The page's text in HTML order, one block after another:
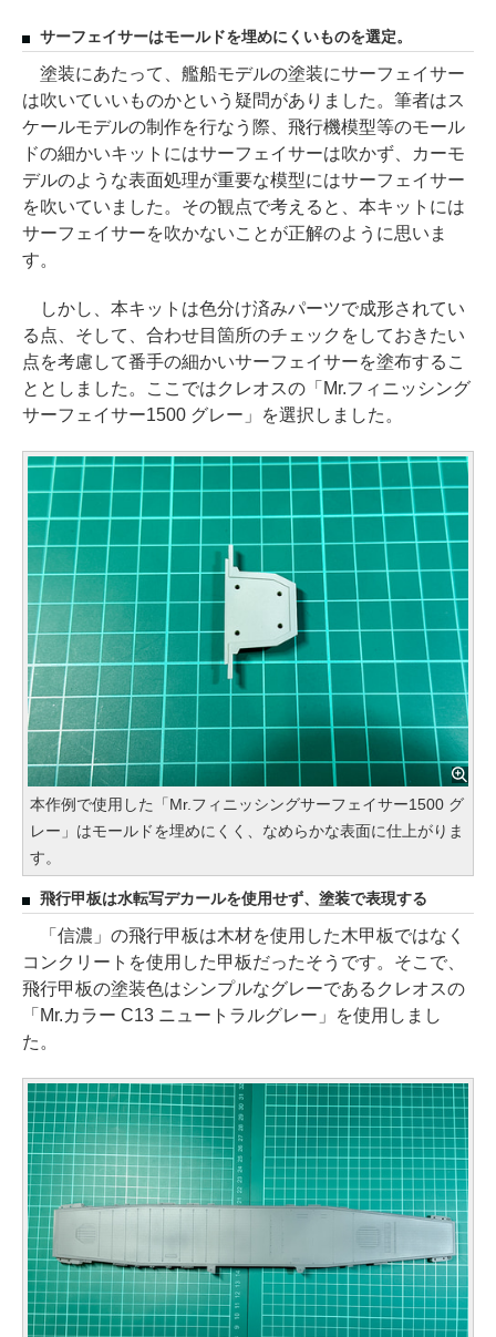
サーフェイサーはモールドを埋めにくいものを選定。
塗装にあたって、艦船モデルの塗装にサーフェイサー
は吹いていいものかという疑問がありました。筆者はス
ケールモデルの制作を行なう際、飛行機模型等のモール
ドの細かいキットにはサーフェイサーは吹かず、カーモ
デルのような表面処理が重要な模型にはサーフェイサー
を吹いていました。その観点で考えると、本キットには
サーフェイサーを吹かないことが正解のように思いま
す。
しかし、本キットは色分け済みパーツで成形されてい
る点、そして、合わせ目箇所のチェックをしておきたい
点を考慮して番手の細かいサーフェイサーを塗布するこ
ととしました。ここではクレオスの「Mr.フィニッシング
サーフェイサー1500 グレー」を選択しました。
本作例で使用した「Mr.フィニッシングサーフェイサー1500 グ
レー」はモールドを埋めにくく、なめらかな表面に仕上がりま
す。
飛行甲板は水転写デカールを使用せず、塗装で表現する
「信濃」の飛行甲板は木材を使用した木甲板ではなく
コンクリートを使用した甲板だったそうです。そこで、
飛行甲板の塗装色はシンプルなグレーであるクレオスの
「Mr.カラー C13 ニュートラルグレー」を使用しまし
た。